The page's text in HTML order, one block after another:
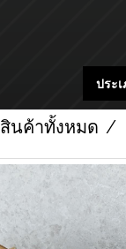
ประ
สินค้าทั้งหมด